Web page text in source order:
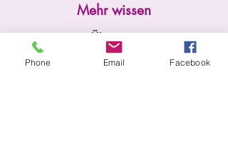
Mehr wissen
Über uns
Speichern
Nachricht
Phone Email Facebook